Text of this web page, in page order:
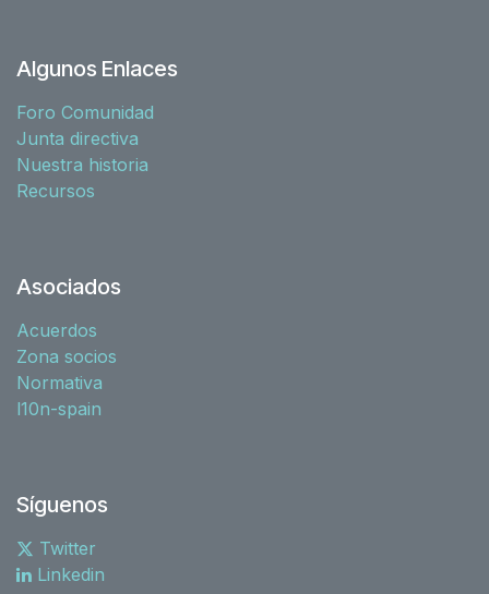
Algunos Enlaces
Foro Comunidad
Junta directiva
Nuestra historia
Recursos
Asociados
Acuerdos
Zona socios
Normativa
l10n-spain
Síguenos
Twitter
Linkedin